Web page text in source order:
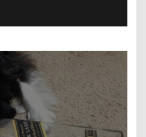
ンテスト
若狭海浜公園
茂来山
舎人公園
舌出し
腸閉塞
腕枕
原市
茨城県